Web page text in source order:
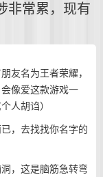
非常累，现有
友名为王者荣耀，
像爱这款游戏一
人胡诌）
，去找找你名字的
，这是脑筋急转弯